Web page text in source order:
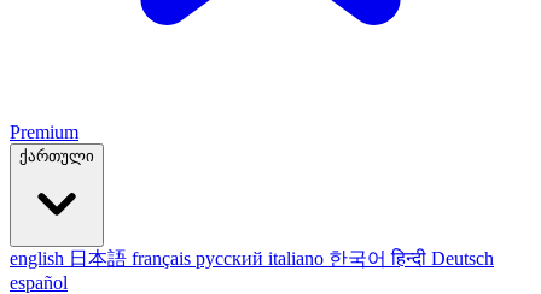
Premium
ქართული
english 日本語 français русский italiano 한국어हिन्दी Deutsch
español